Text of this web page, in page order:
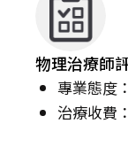
物理治療師
專業態度
治療收費